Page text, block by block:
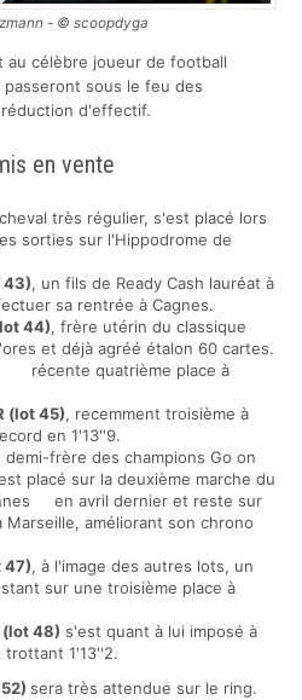
- © scoopdyga
célèbre joueur de football
sous le feu des
d'effectif.
en vente
cheval très régulier, s'est placé lors
sorties sur l'Hippodrome de
43), un fils de Ready Cash lauréat à
sa rentrée à Cagnes.
44), frère utérin du classique
et déjà agréé étalon 60 cartes.
quatrième place à
(lot 45), recemment troisième à
en 1'13''9.
demi-frère des champions Go on
placé sur la deuxième marche du
en avril dernier et reste sur
Marseille, améliorant son chrono
47), à l'image des autres lots, un
sur une troisième place à
(lot 48) s'est quant à lui imposé à
trottant 1'13''2.
sera très attendue sur le ring.